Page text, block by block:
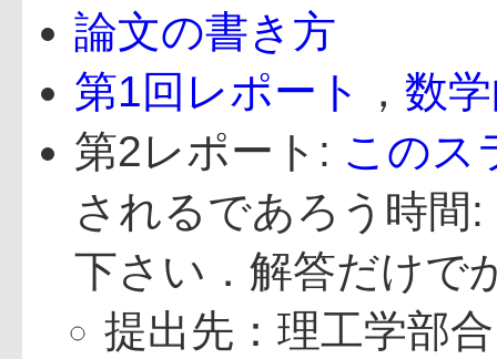
論文の書き方
第1回レポート
， 数
第2レポート: このス
されるであろう時間
下さい．解答だけで
提出先：理工学部